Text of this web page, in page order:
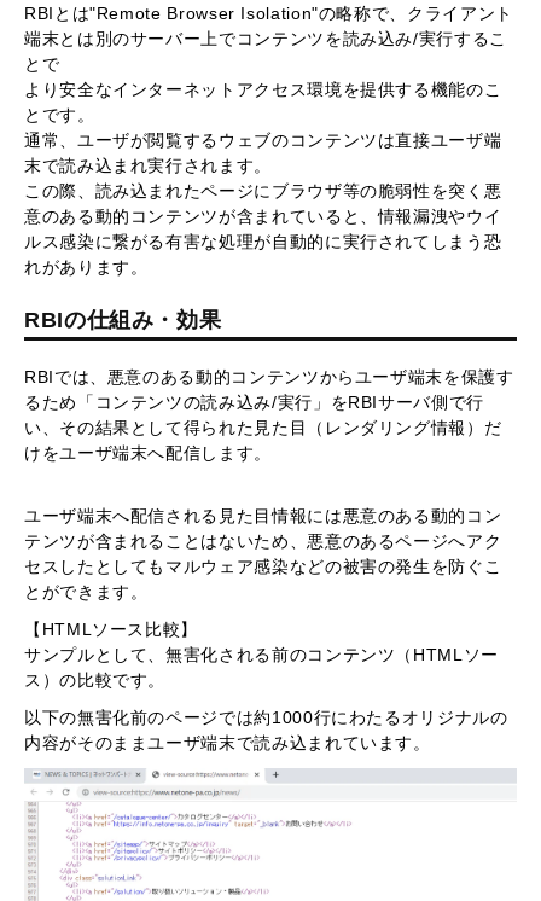
RBIとは"Remote Browser Isolation"の略称で、クライアント
端末とは別のサーバー上でコンテンツを読み込み/実行するこ
とで
より安全なインターネットアクセス環境を提供する機能のこ
とです。
通常、ユーザが閲覧するウェブのコンテンツは直接ユーザ端
末で読み込まれ実行されます。
この際、読み込まれたページにブラウザ等の脆弱性を突く悪
意のある動的コンテンツが含まれていると、情報漏洩やウイ
ルス感染に繋がる有害な処理が自動的に実行されてしまう恐
れがあります。
RBIの仕組み・効果
RBIでは、悪意のある動的コンテンツからユーザ端末を保護す
るため「コンテンツの読み込み/実行」をRBIサーバ側で行
い、その結果として得られた見た目（レンダリング情報）だ
けをユーザ端末へ配信します。
ユーザ端末へ配信される見た目情報には悪意のある動的コン
テンツが含まれることはないため、悪意のあるページへアク
セスしたとしてもマルウェア感染などの被害の発生を防ぐこ
とができます。
【HTMLソース比較】
サンプルとして、無害化される前のコンテンツ（HTMLソー
ス）の比較です。
以下の無害化前のページでは約1000行にわたるオリジナルの
内容がそのままユーザ端末で読み込まれています。